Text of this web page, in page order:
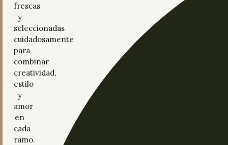
frescas
y
seleccionadas
cuidadosamente
para
combinar
creatividad,
estilo
y
amor
en
cada
ramo.